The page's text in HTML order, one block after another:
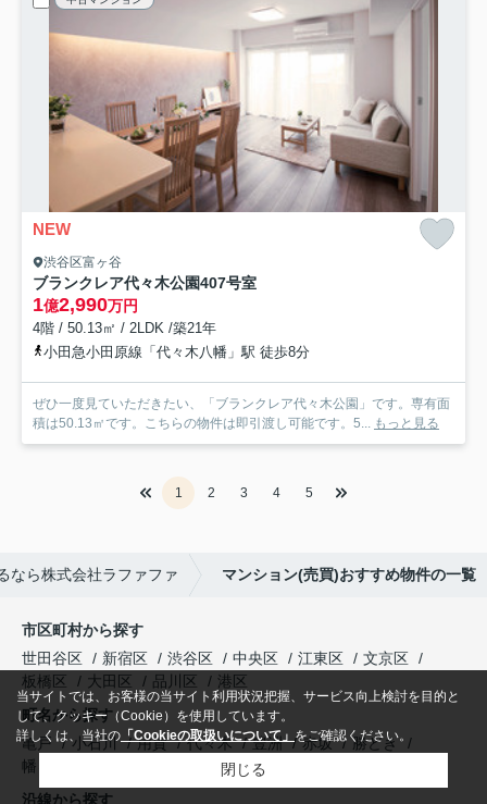
NEW
渋谷区富ヶ谷
ブランクレア代々木公園407号室
1億2,990万円
4階 / 50.13㎡ / 2LDK /築21年
小田急小田原線「代々木八幡」駅 徒歩8分
ぜひ一度見ていただきたい、「ブランクレア代々木公園」です。専有面
積は50.13㎡です。こちらの物件は即引渡し可能です。5... もっと見る
1 2 3 4 5
なら株式会社ラファファ マンション(売買)おすすめ物件の一覧
市区町村から探す
世田谷区
新宿区 渋谷区 中央区 江東区
文京区
板橋区
大田区 品川区
港区
町名から探す
亀戸
小石川 用賀 代々木 豊洲 赤坂
勝どき
幡ヶ谷
沿線から探す
当サイトでは、お客様の当サイト利用状況把握、サービス向上検討を目的と
して、クッキー（Cookie）を使用しています。
詳しくは、当社の 「Cookieの取扱いについて」 をご確認ください。
閉じる